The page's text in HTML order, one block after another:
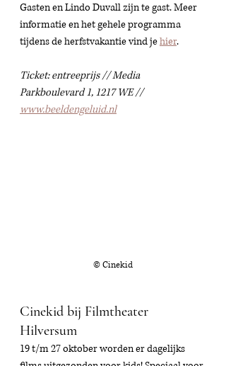
Gasten en Lindo Duvall zijn te gast. Meer
informatie en het gehele programma
tijdens de herfstvakantie vind je hier.
Ticket: entreeprijs // Media
Parkboulevard 1, 1217 WE //
www.beeldengeluid.nl
© Cinekid
Cinekid bij Filmtheater
Hilversum
19 t/m 27 oktober worden er dagelijks